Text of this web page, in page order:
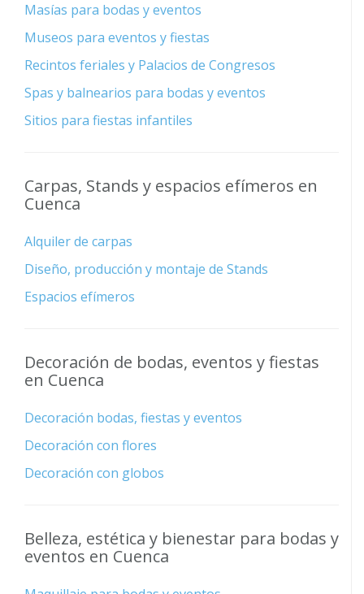
Masías para bodas y eventos
Museos para eventos y fiestas
Recintos feriales y Palacios de Congresos
Spas y balnearios para bodas y eventos
Sitios para fiestas infantiles
Carpas, Stands y espacios efímeros en
Cuenca
Alquiler de carpas
Diseño, producción y montaje de Stands
Espacios efímeros
Decoración de bodas, eventos y fiestas
en Cuenca
Decoración bodas, fiestas y eventos
Decoración con flores
Decoración con globos
Belleza, estética y bienestar para bodas y
eventos en Cuenca